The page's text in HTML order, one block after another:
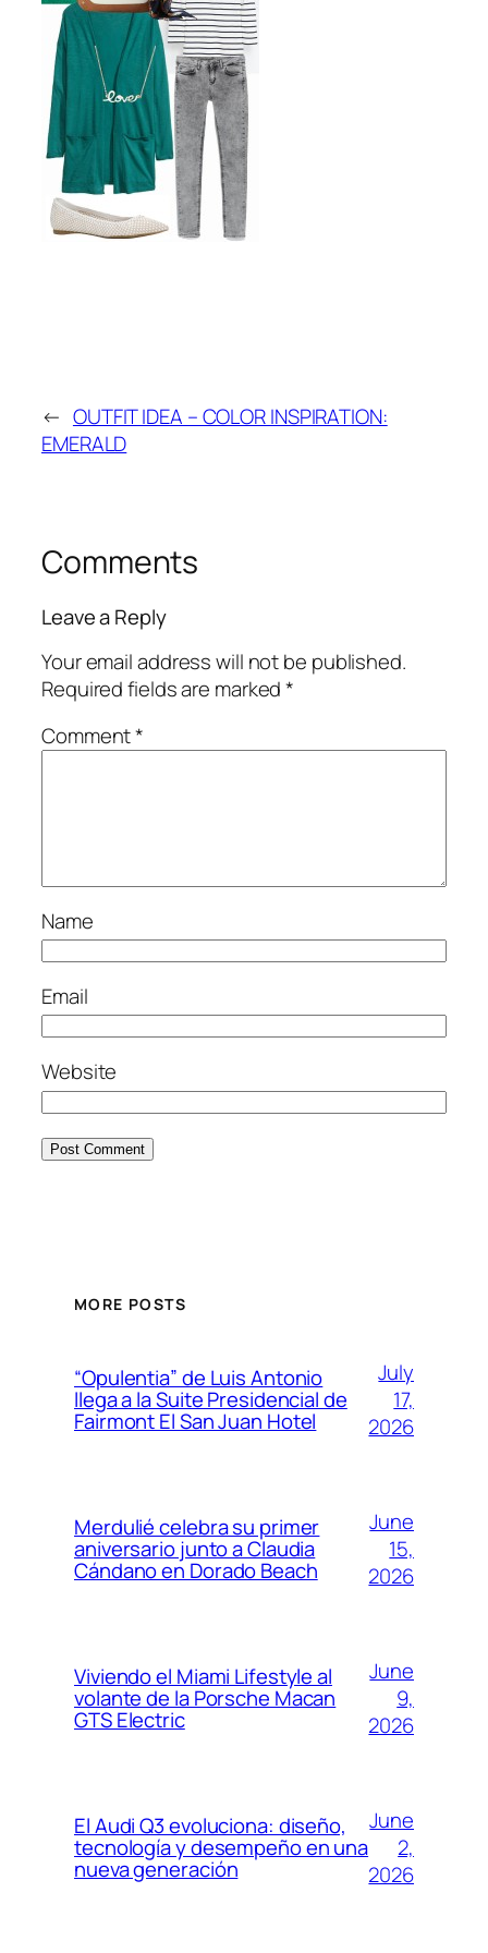
← OUTFIT IDEA – COLOR INSPIRATION:
EMERALD
Comments
Leave a Reply
Your email address will not be published.
Required fields are marked*
Comment*
Name
Email
Website
MORE POSTS
“Opulentia” de Luis Antonio
llega a la Suite Presidencial de
Fairmont El San Juan Hotel
July
17,
2026
Merdulié celebra su primer
aniversario junto a Claudia
Cándano en Dorado Beach
June
15,
2026
Viviendo el Miami Lifestyle al
volante de la Porsche Macan
GTS Electric
June
9,
2026
El Audi Q3 evoluciona: diseño,
tecnología y desempeño en una
nueva generación
June
2,
2026